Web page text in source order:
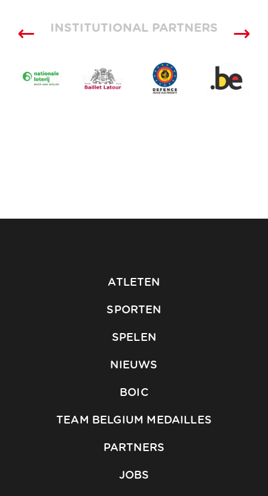
SUPPLIERS
INSTITUTIONAL PARTNERS
ATLETEN
SPORTEN
SPELEN
NIEUWS
BOIC
TEAM BELGIUM MEDAILLES
PARTNERS
JOBS